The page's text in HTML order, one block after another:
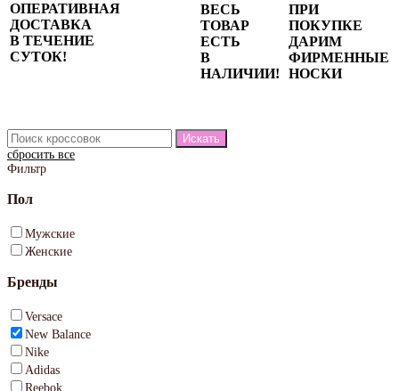
ОПЕРАТИВНАЯ
ДОСТАВКА
В ТЕЧЕНИЕ
СУТОК!
ВЕСЬ
ТОВАР
ЕСТЬ
В
НАЛИЧИИ!
ПРИ
ПОКУПКЕ
ДАРИМ
ФИРМЕННЫЕ
НОСКИ
сбросить все
Фильтр
Пол
Мужские
Женские
Бренды
Versace
New Balance
Nike
Adidas
Reebok